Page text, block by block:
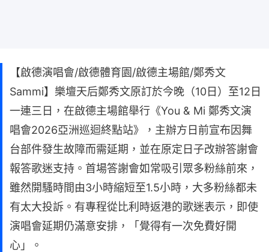
【啟德演唱會/啟德體育園/啟德主場館/鄭秀文
Sammi】樂壇天后鄭秀文原訂於今晚（10日）至12日
一連三日，在啟德主場館舉行《You & Mi 鄭秀文演
唱會2026亞洲巡迴終點站》，主辦方日前宣布因舞
台部件發生故障而需延期，並在原定日子改辦答謝會
報答歌迷支持。首場答謝會如常吸引眾多粉絲前來，
雖然開騷時間由3小時縮短至1.5小時，大多粉絲都未
有太大投訴。有專程從比利時返港的歌迷表示，即使
演唱會延期仍滿意安排，「覺得有一次免費好開
心」。